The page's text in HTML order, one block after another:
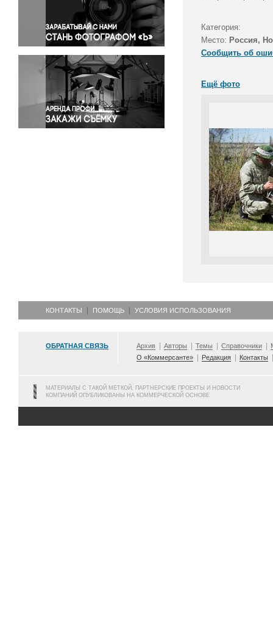
Правосудие
Происшествия и конфликты
Религия
Светская жизнь
Спорт
Экология
Экономика и бизнес
Категория:
Место: Россия,
Сообщить об
Ещё фото
КОНТАКТЫ ПОМОЩЬ УСЛОВИЯ ИСПОЛЬЗОВАНИЯ
ОБРАТНАЯ СВЯЗЬ Архив Авторы Темы Справочники
О «Коммерсанте»
Редакция Контакты
МАТЕРИАЛЫ С ТАКОЙ МЕТКОЙ, ПАРТНЕРСКИЕ ПРОЕКТЫ И НОВОСТИ
КОМПАНИЙ ОПУБЛИКОВАНЫ НА КОММЕРЧЕСКОЙ ОСНОВЕ